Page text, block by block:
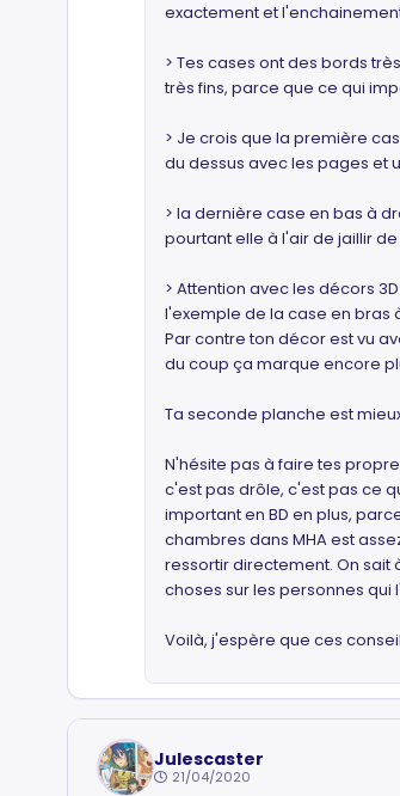
exactement et
> Tes cases ont des bords
très fins, parce que ce qui
> Je crois que la première
du dessus avec les pages et
> la dernière case en bas à
pourtant elle à l'air de jaillir
> Attention avec les décors
l'exemple de la case en bras
Par contre ton décor est vu
du coup ça marque encore
Ta seconde planche est
N'hésite pas à faire tes
c'est pas drôle, c'est pas ce
important en BD en plus,
chambres dans MHA est
ressortir directement. On
choses sur les personnes
Voilà, j'espère que ces
Julescaster
21/04/2020